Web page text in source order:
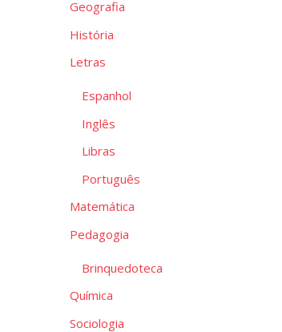
Geografia
História
Letras
Espanhol
Inglês
Libras
Português
Matemática
Pedagogia
Brinquedoteca
Química
Sociologia